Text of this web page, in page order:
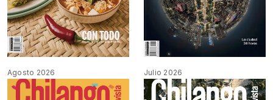
Agosto 2026 Julio 2026